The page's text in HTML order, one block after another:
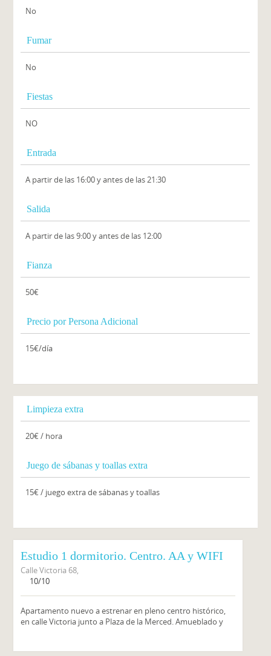
No
Fumar
No
Fiestas
NO
Entrada
A partir de las 16:00 y antes de las 21:30
Salida
A partir de las 9:00 y antes de las 12:00
Fianza
50€
Precio por Persona Adicional
15€/día
Limpieza extra
20€ / hora
Juego de sábanas y toallas extra
15€ / juego extra de sábanas y toallas
Estudio 1 dormitorio. Centro. AA y WIFI
Calle Victoria 68,
10/10
Apartamento nuevo a estrenar en pleno centro histórico,
en calle Victoria junto a Plaza de la Merced. Amueblado y